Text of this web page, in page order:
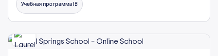
Учебная программа IB